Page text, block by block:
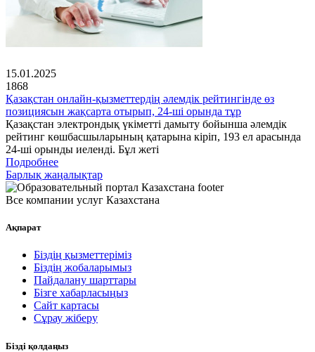
15.01.2025
1868
Қазақстан онлайн-қызметтердің әлемдік рейтингінде өз
позициясын жақсарта отырып, 24-ші орында тұр
Қазақстан электрондық үкіметті дамыту бойынша әлемдік
рейтинг көшбасшыларының қатарына кіріп, 193 ел арасында
24-ші орынды иеленді. Бұл жеті
Подробнее
Барлық жаңалықтар
Все компании услуг Казахстана
Ақпарат
Біздің қызметтеріміз
Біздің жобаларымыз
Пайдалану шарттары
Бізге хабарласыңыз
Сайт картасы
Сұрау жіберу
Бізді қолдаңыз